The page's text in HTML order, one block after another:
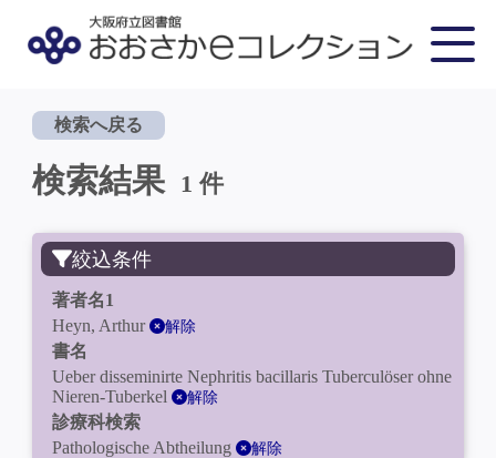
検索へ戻る
検索結果 1 件
絞込条件
著者名1
Heyn, Arthur
解除
書名
Ueber disseminirte Nephritis bacillaris Tuberculöser ohne
Nieren-Tuberkel
解除
診療科検索
Pathologische Abtheilung
解除